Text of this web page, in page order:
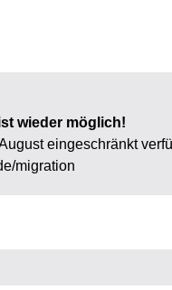
wieder möglich!
eingeschränkt
migration